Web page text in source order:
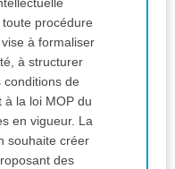
procédure
à formaliser
à structurer
conditions de
à la loi MOP du
en vigueur. La
souhaite créer
des